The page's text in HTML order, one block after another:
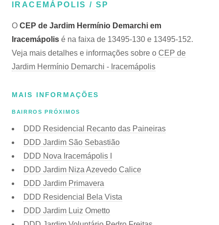
IRACEMÁPOLIS / SP
O CEP de Jardim Hermínio Demarchi em
Iracemápolis é na faixa de 13495-130 e 13495-152.
Veja mais detalhes e informações sobre o CEP de
Jardim Hermínio Demarchi - Iracemápolis
MAIS INFORMAÇÕES
BAIRROS PRÓXIMOS
DDD Residencial Recanto das Paineiras
DDD Jardim São Sebastião
DDD Nova Iracemápolis I
DDD Jardim Niza Azevedo Calice
DDD Jardim Primavera
DDD Residencial Bela Vista
DDD Jardim Luiz Ometto